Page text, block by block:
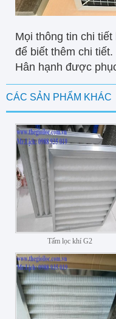
Mọi thông tin chi
để biết thêm chi tiết.
Hân hạnh được
CÁC SẢN PHẨM KHÁC
Tấm lọc khí G2